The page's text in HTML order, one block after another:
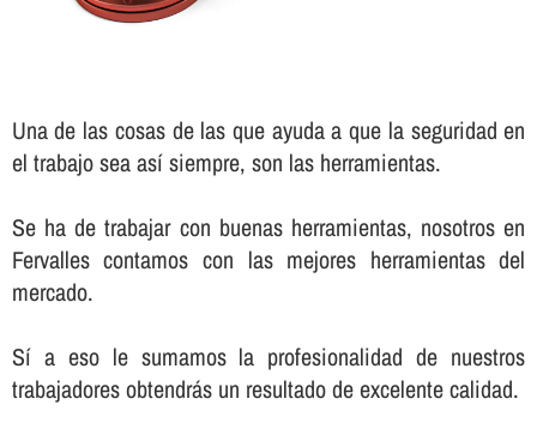
Una de las cosas de las que ayuda a que la seguridad en
el trabajo sea así­ siempre, son las herramientas.
Se ha de trabajar con buenas herramientas, nosotros en
Fervalles contamos con las mejores herramientas del
mercado.
Sí­ a eso le sumamos la profesionalidad de nuestros
trabajadores obtendrás un resultado de excelente calidad.